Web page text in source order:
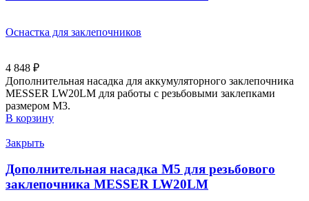
Оснастка для заклепочников
4 848 ₽
Дополнительная насадка для аккумуляторного заклепочника
MESSER LW20LM для работы с резьбовыми заклепками
размером М3.
В корзину
Закрыть
Дополнительная насадка M5 для резьбового
заклепочника MESSER LW20LM